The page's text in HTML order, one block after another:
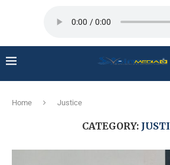
Home Justice
CATEGORY: